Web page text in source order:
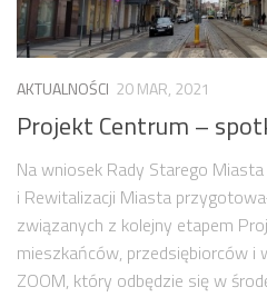
AKTUALNOŚCI 20 MAR, 2021
Projekt Centrum –
Na wniosek Rady Starego
i Rewitalizacji Miasta
związanych z kolejny etapem
mieszkańców, przedsiębiorców i
ZOOM, który odbędzie się w